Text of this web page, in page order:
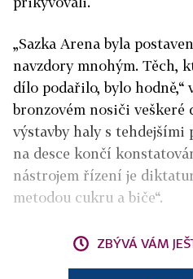
„Sazka Arena byla
navzdory mnohým. Těch,
dílo podařilo, bylo hodně,“
bronzovém nosiči veškeré
výstavby haly s tehdejšími
na desce končí
nástrojem řízení je
metodou cukru a biče“.
ZBÝVÁ VÁM